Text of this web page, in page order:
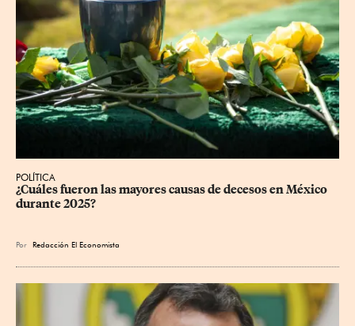
POLÍTICA
¿Cuáles fueron las mayores causas de decesos en México
durante 2025?
Por Redacción El Economista